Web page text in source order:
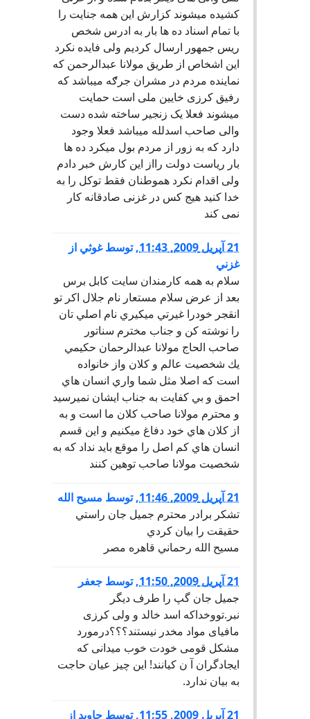
کشیده میشوند کزارش این همه جنایت را
با تمام اسناد ده ها بار به ادرس شخص
ریس جمهور ارسال کردیم ولی فایده نکرد
این اشخاص از طریق مولانا عبدالرحمن که
نماینده مردم در مشران جرګه میباشد که
رفیق کرزی خایین ملی است حمایت
میشوند فعلا یک زنجیر ساخته شده دست
والی صاحب اسدلله میباشد فعلا وجود
دارد که به زور از مردم بول میکرد ده ها
بار ریاست دولت رااز این کارش خبر دادم
ولی اقدام نکرد هموطنان فقط توکل را به
خدا کنید هیج کس در غزنی صادقانه کار
نمی کند
21 آپریل 2009, 11:43 ,توسطغوثي از
غزني
سلام به همه كارمندان سايت كابل برس
بعد از عرض سلام مستعار نام جلال اكر تو
انقجر خودرا غيرتي ميكيري نام اصلي تان
را نوشته كن و جناب مخترم سناتور
صاحب الحاج مولانا عبدالرحمان حكيمي
يك شخصيت عالم و كلان واز خانواده
است كه اصلا مثل شما واري انسان هاي
احمق و بي كفايت به جناب ايشان نميرسيد
و محترم مولانا صاحب كلان ما است و به
از كلان هاي خود دفاغ ميكنيم و اين قسم
انسان هاي كم اصل را موقع بايد نداد كه به
شخصيت مولانا صاحب توهين كنند
21 آپریل 2009, 11:46 ,توسط مسيح الله
تشكر برادر محترم جميل جان راستي
حقيقت را بيان كردي
مسيح الله رحماني قاهره مصر
21 آپریل 2009, 11:50 ,توسط جعفر
جمیل جان گپ را طرف دیگر
نبر.تووخداکه اسد خالد و ولی کرزی
مافیای مواد مخدر نیستند؟؟؟درمورد
مشکل قومی خودت خوب میدانی که
ایجادگران آ ن کیانند! این چیز عیان حاجت
به بیان ندارد.
21 آپریل 2009, 11:55 ,توسط جاويد از